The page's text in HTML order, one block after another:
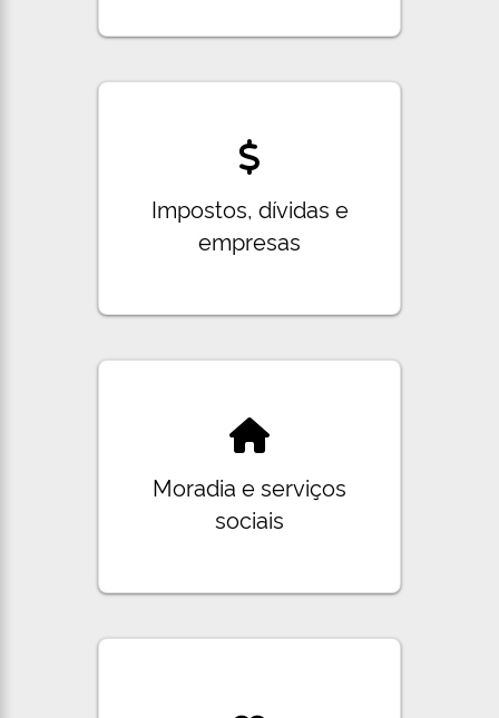
Impostos, dívidas e
empresas
Moradia e serviços
sociais